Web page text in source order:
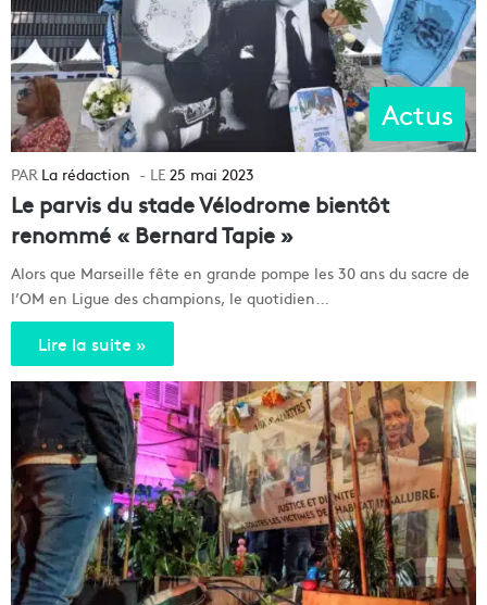
Actus
La rédaction 25 mai 2023
Le parvis du stade Vélodrome bientôt
renommé « Bernard Tapie »
Alors que Marseille fête en grande pompe les 30 ans du sacre de
l’OM en Ligue des champions, le quotidien…
Lire la suite »